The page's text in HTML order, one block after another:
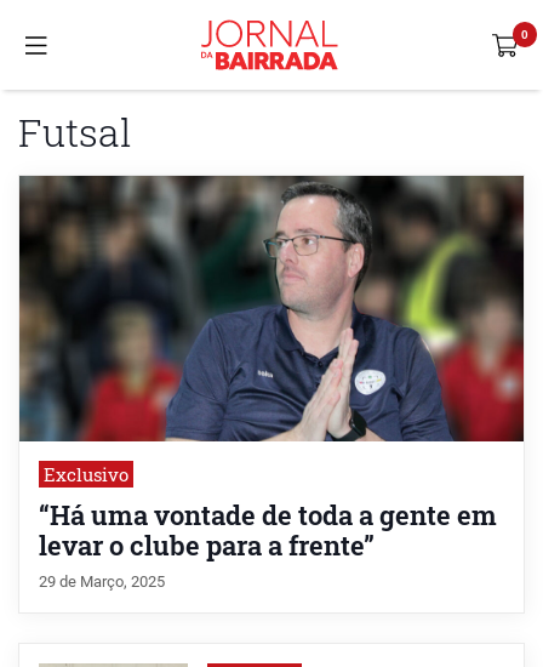
Futsal
Exclusivo
“Há uma vontade de toda a gente em
levar o clube para a frente”
29 de Março, 2025